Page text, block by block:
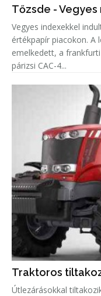
Tőzsde - Vegyes
Vegyes indexekkel
értékpapír piacokon. A londoni FTSE-100 0,05 százalékkal
emelkedett, a
párizsi CAC-4...
Traktoros
Útlezárásokkal